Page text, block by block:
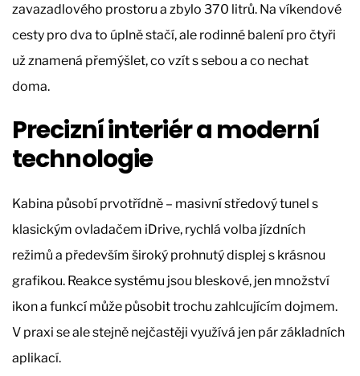
zavazadlového prostoru a zbylo 370 litrů. Na víkendové
cesty pro dva to úplně stačí, ale rodinné balení pro čtyři
už znamená přemýšlet, co vzít s sebou a co nechat
doma.
Precizní interiér a moderní
technologie
Kabina působí prvotřídně – masivní středový tunel s
klasickým ovladačem iDrive, rychlá volba jízdních
režimů a především široký prohnutý displej s krásnou
grafikou. Reakce systému jsou bleskové, jen množství
ikon a funkcí může působit trochu zahlcujícím dojmem.
V praxi se ale stejně nejčastěji využívá jen pár základních
aplikací.